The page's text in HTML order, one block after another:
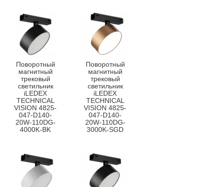
Поворотный
магнитный
трековый
светильник
iLEDEX
TECHNICAL
VISION 4825-
047-D140-
20W-110DG-
4000K-BK
Поворотный
магнитный
трековый
светильник
iLEDEX
TECHNICAL
VISION 4825-
047-D140-
20W-110DG-
3000K-SGD